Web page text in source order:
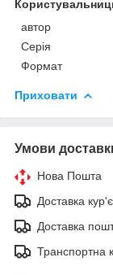
автор
Серія
Формат
Приховати
Умови
Нова Пошта
Доставка
Доставка
Транспортна